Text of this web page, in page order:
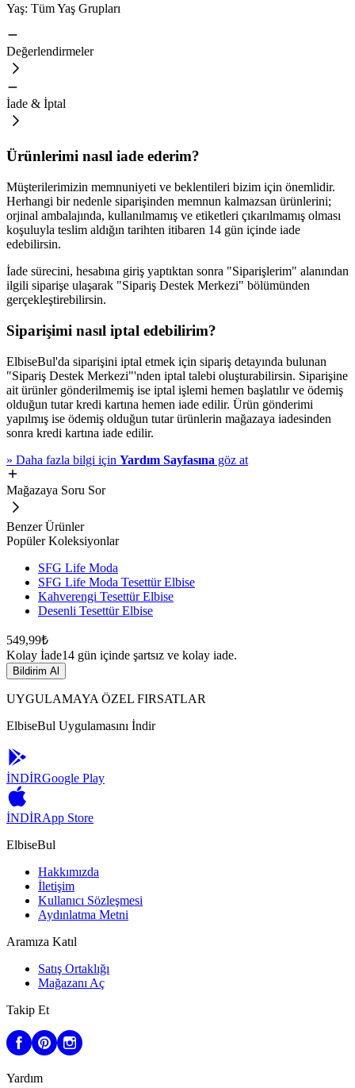
Yaş: Tüm Yaş Grupları
Değerlendirmeler
İade & İptal
Ürünlerimi nasıl iade ederim?
Müşterilerimizin memnuniyeti ve beklentileri bizim için önemlidir.
Herhangi bir nedenle siparişinden memnun kalmazsan ürünlerini;
orjinal ambalajında, kullanılmamış ve etiketleri çıkarılmamış olması
koşuluyla teslim aldığın tarihten itibaren 14 gün içinde iade
edebilirsin.
İade sürecini, hesabına giriş yaptıktan sonra "Siparişlerim" alanından
ilgili siparişe ulaşarak "Sipariş Destek Merkezi" bölümünden
gerçekleştirebilirsin.
Siparişimi nasıl iptal edebilirim?
ElbiseBul'da siparişini iptal etmek için sipariş detayında bulunan
"Sipariş Destek Merkezi"'nden iptal talebi oluşturabilirsin. Siparişine
ait ürünler gönderilmemiş ise iptal işlemi hemen başlatılır ve ödemiş
olduğun tutar kredi kartına hemen iade edilir. Ürün gönderimi
yapılmış ise ödemiş olduğun tutar ürünlerin mağazaya iadesinden
sonra kredi kartına iade edilir.
» Daha fazla bilgi için Yardım Sayfasına göz at
Mağazaya Soru Sor
Benzer Ürünler
Popüler Koleksiyonlar
SFG Life Moda
SFG Life Moda Tesettür Elbise
Kahverengi Tesettür Elbise
Desenli Tesettür Elbise
549,99₺
Kolay İade14 gün içinde şartsız ve kolay iade.
Bildirim Al
UYGULAMAYA ÖZEL FIRSATLAR
ElbiseBul Uygulamasını İndir
İNDİRGoogle Play
İNDİRApp Store
ElbiseBul
Hakkımızda
İletişim
Kullanıcı Sözleşmesi
Aydınlatma Metni
Aramıza Katıl
Satış Ortaklığı
Mağazanı Aç
Takip Et
Yardım